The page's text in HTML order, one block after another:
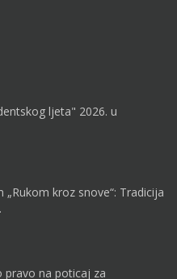
ljeta" 2026. u
kroz snove“: Tradicija
pravo na poticaj za